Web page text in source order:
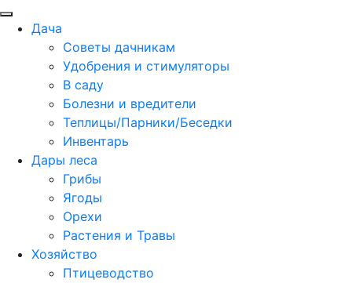
Дача
Советы дачникам
Удобрения и стимуляторы
В саду
Болезни и вредители
Теплицы/Парники/Беседки
Инвентарь
Дары леса
Грибы
Ягоды
Орехи
Растения и Травы
Хозяйство
Птицеводство